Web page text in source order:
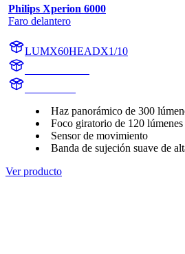
Philips Xperion 6000
Faro delantero
LUMX60HEADX1/10
Haz panorámico de 300
Foco giratorio de 120 lúmenes
Sensor de movimiento
Banda de sujeción suave de
Ver producto